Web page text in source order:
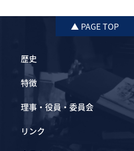
▲ PAGE TOP
歴史
特徴
理事・役員・委員会
リンク